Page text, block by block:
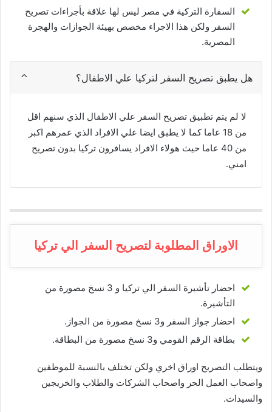
السفارة التركية في مصر ليس لها علاقة بأجراءات تصريح
السفر ولكن هذا الاجراء مخصص بهيئة الجوازات والهجرة
المصرية.
هل يطبق تصريح السفر لتركيا علي الاطفال؟
لا لم يتم تطبيق تصريح السفر علي الاطفال الذي سنهم اقل
من 18 عاما كما لا يطبق ايضا علي الافراد الذي عمرهم اكبر
من 40 عاما حيث هولاء الافراد يسافرون تركيا بدون تصريح
امني.
الاوراق المطلوبة لتصريح السفر الي تركيا
احضار تأشيرة السفر الي تركيا و 3 نسخ مصورة من
التأشيرة.
احضار جواز السفر و3 نسخ مصورة من الجواز.
بطاقة الرقم القومي و3 نسخ مصورة من البطاقة.
ويتطلب التصريح اوراق اخري ولكن تختلف بالنسبة للموظفين
واصحاب العمل الحر واصحاب الشركات والطلاب والخريجين
والسيدات.